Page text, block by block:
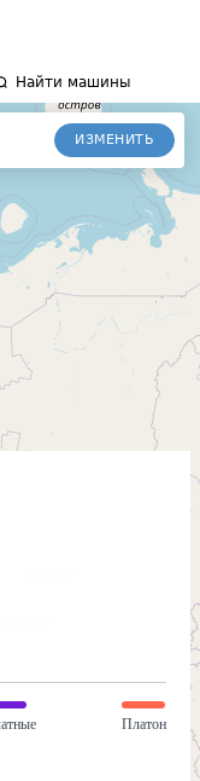
Найти машины
ИЗМЕНИТЬ
Платон